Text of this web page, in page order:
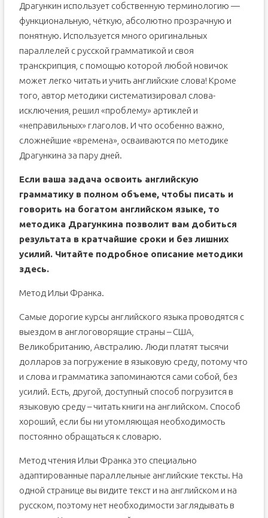
Драгункин использует собственную терминологию —
функциональную, чёткую, абсолютно прозрачную и
понятную. Используется много оригинальных
параллелей с русской грамматикой и своя
транскрипция, с помощью которой любой новичок
может легко читать и учить английские слова! Кроме
того, автор методики систематизировал слова-
исключения, решил «проблему» артиклей и
«неправильных» глаголов. И что особенно важно,
сложнейшие «времена», осваиваются по методике
Драгункина за пару дней.
Если ваша задача освоить английскую
грамматику в полном объеме, чтобы писать и
говорить на богатом английском языке, то
методика Драгункина позволит вам добиться
результата в кратчайшие сроки и без лишних
усилий. Читайте подробное описание методики
здесь.
Метод Ильи Франка.
Самые дорогие курсы английского языка проводятся с
выездом в англоговорящие страны – США,
Великобританию, Австралию. Люди платят тысячи
долларов за погружение в языковую среду, потому что
и слова и грамматика запоминаются сами собой, без
усилий. Есть, другой, доступный способ погрузится в
языковую среду – читать книги на английском. Способ
хороший, если бы ни утомляющая необходимость
постоянно обращаться к словарю.
Метод чтения Ильи Франка это специально
адаптированные параллельные английские тексты. На
одной странице вы видите текст и на английском и на
русском, поэтому нет необходимости заглядывать в